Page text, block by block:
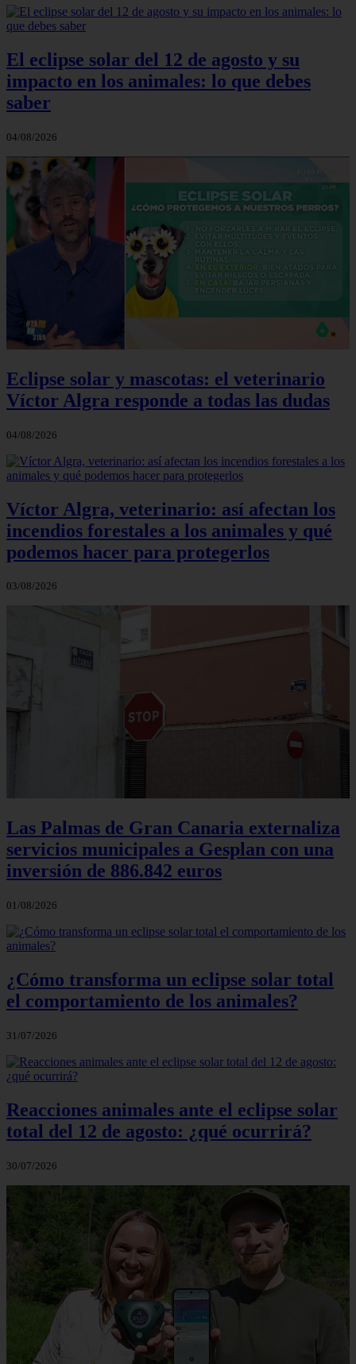
El eclipse solar del 12 de agosto y su
impacto en los animales: lo que debes
saber
04/08/2026
Eclipse solar y mascotas: el veterinario
Víctor Algra responde a todas las dudas
04/08/2026
Víctor Algra, veterinario: así afectan los
incendios forestales a los animales y qué
podemos hacer para protegerlos
03/08/2026
Las Palmas de Gran Canaria externaliza
servicios municipales a Gesplan con una
inversión de 886.842 euros
01/08/2026
¿Cómo transforma un eclipse solar total
el comportamiento de los animales?
31/07/2026
Reacciones animales ante el eclipse solar
total del 12 de agosto: ¿qué ocurrirá?
30/07/2026